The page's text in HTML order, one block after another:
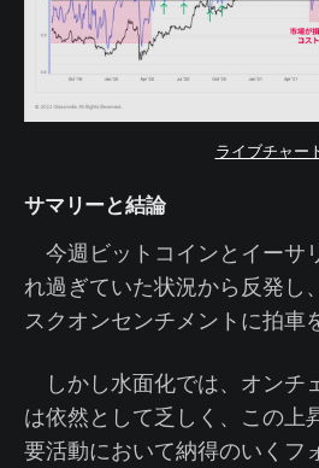
ライブチャー
サマリーと結論
今週ビットコインとイーサ
れ過ぎていた状況から反発し
スクオンセンチメントに拍車
しかし水面化では、オンチ
は依然として乏しく、この上
要活動において納得のいくフ